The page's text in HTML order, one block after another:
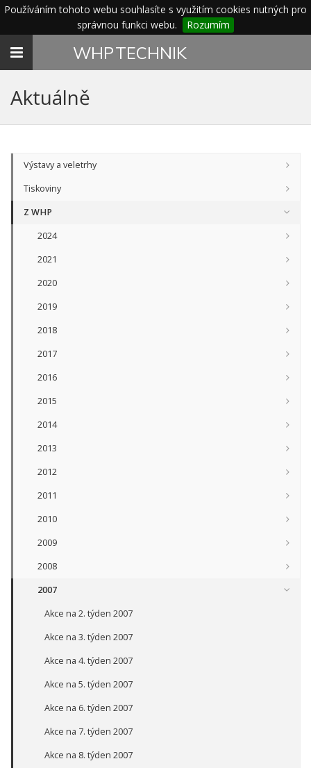
Používáním tohoto webu souhlasíte s využitím cookies nutných pro
správnou funkci webu.
Rozumím
Toggle
WHPTECHNIK
Aktuálně
Výstavy a veletrhy
Tiskoviny
Z WHP
2024
2021
2020
2019
2018
2017
2016
2015
2014
2013
2012
2011
2010
2009
2008
2007
Akce na 2. týden 2007
Akce na 3. týden 2007
Akce na 4. týden 2007
Akce na 5. týden 2007
Akce na 6. týden 2007
Akce na 7. týden 2007
Akce na 8. týden 2007